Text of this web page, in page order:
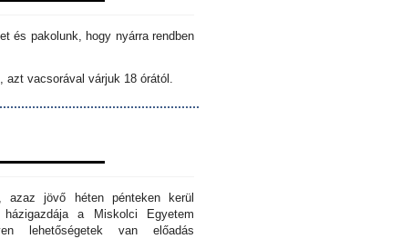
és pakolunk, hogy nyárra rendben
azt vacsorával várjuk 18 órától.
azaz jövő héten pénteken kerül
a Miskolci Egyetem
lehetőségetek van előadás